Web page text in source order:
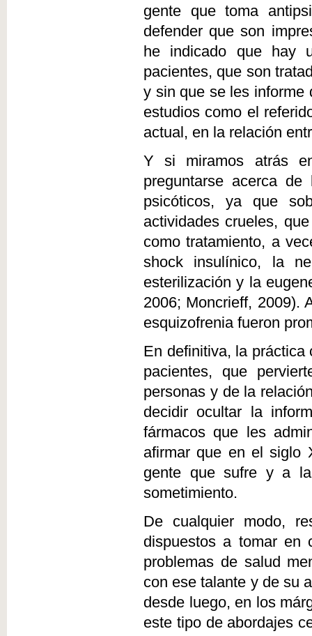
gente que toma
defender que son
he indicado que hay
pacientes, que son
y sin que se les informe
estudios como el
actual, en la relación
Y si miramos atrás
preguntarse acerca
psicóticos, ya que
actividades crueles,
como tratamiento, a
shock insulínico, la
esterilización y la
2006; Moncrieff, 2009).
esquizofrenia fueron
En definitiva, la
pacientes, que
personas y de la
decidir ocultar la
fármacos que les
afirmar que en el siglo
gente que sufre y a
sometimiento.
De cualquier modo,
dispuestos a tomar en
problemas de salud
con ese talante y de su
desde luego, en los
este tipo de abordajes